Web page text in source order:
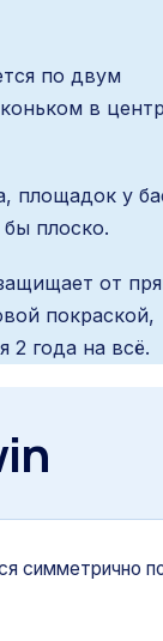
по двум
в
площадок у
плоско.
от
покраской,
2 года на всё.
симметрично